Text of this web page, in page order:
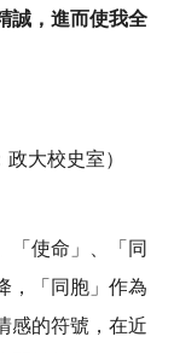
誠，進而使我全
大校史室）
「使命」、「同
，「同胞」作為
感的符號，在近